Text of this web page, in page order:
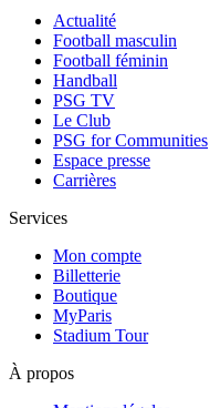
Actualité
Football masculin
Football féminin
Handball
PSG TV
Le Club
PSG for Communities
Espace presse
Carrières
Services
Mon compte
Billetterie
Boutique
MyParis
Stadium Tour
À propos